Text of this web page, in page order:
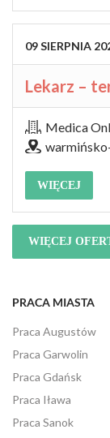
09SIERPNIA
Lekarz –
Medica
WIĘCEJ
WIĘCEJ
PRACA MIASTA
Praca Augustów
Praca Garwolin
Praca Gdańsk
Praca Iława
Praca Sanok